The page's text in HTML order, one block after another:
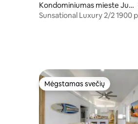
Kondominiumas mieste Jupi
ter
Sunsational Luxury 2/2 1900 pėdų iki
Mėgstamas svečių
Mėgstamas svečių